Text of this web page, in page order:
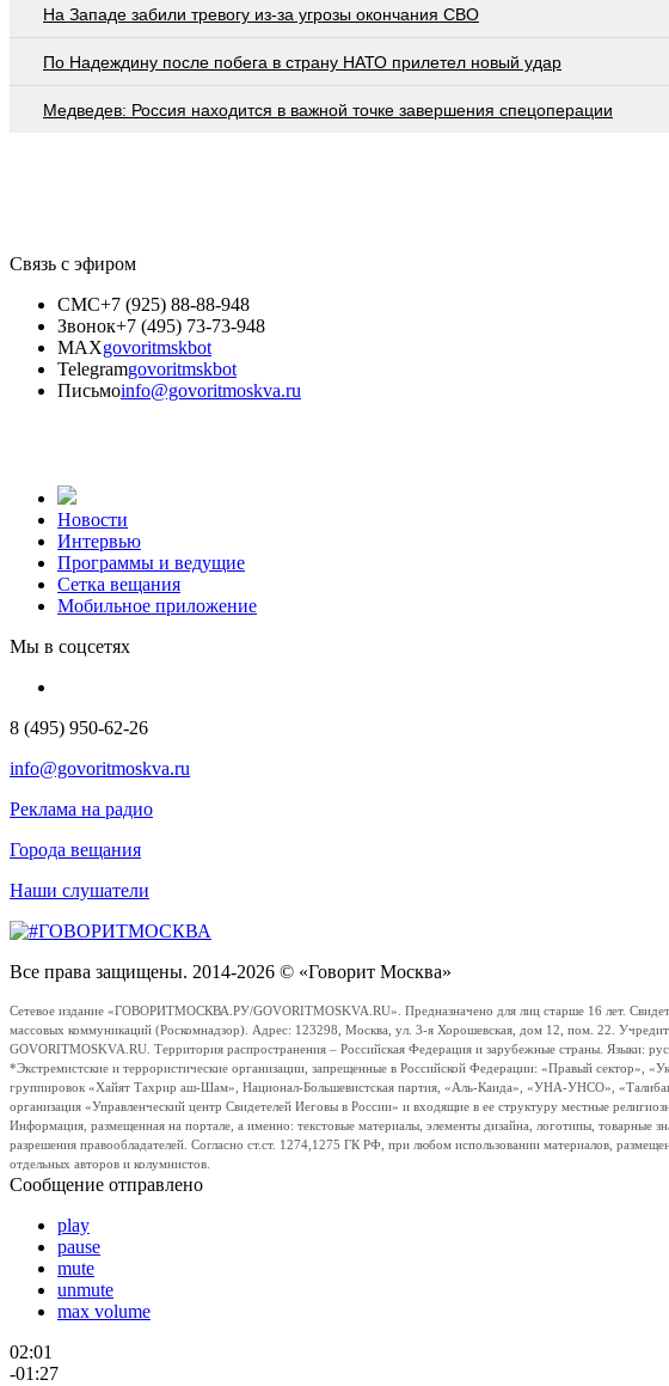
На Западе забили тревогу из-за угрозы окончания СВО
По Надеждину после побега в страну НАТО прилетел новый удар
Медведев: Россия находится в важной точке завершения спецоперации
Связь с эфиром
СМС+7 (925) 88-88-948
Звонок+7 (495) 73-73-948
MAXgovoritmskbot
Telegramgovoritmskbot
Письмоinfo@govoritmoskva.ru
Новости
Интервью
Программы и ведущие
Сетка вещания
Мобильное приложение
Мы в соцсетях
8 (495) 950-62-26
info@govoritmoskva.ru
Реклама на радио
Города вещания
Наши слушатели
Все права защищены. 2014-2026 © «Говорит Москва»
Сетевое издание «ГОВОРИТМОСКВА.РУ/GOVORITMOSKVA.RU». Предназначено для лиц старше 16 лет.
массовых коммуникаций (Роскомнадзор). Адрес: 123298, Москва, ул. 3-я Хорошевская, дом 12, пом. 22.
GOVORITMOSKVA.RU. Территория распространения – Российская Федерация и зарубежные страны. Языки:
*Экстремистские и террористические организации, запрещенные в Российской Федерации: «Правый
группировок «Хайят Тахрир аш-Шам», Национал-Большевистская партия, «Аль-Каида», «УНА-УНСО»,
организация «Управленческий центр Свидетелей Иеговы в России» и входящие в ее структуру местные
Информация, размещенная на портале, а именно: текстовые материалы, элементы дизайна, логотипы,
разрешения правообладателей. Согласно ст.ст. 1274,1275 ГК РФ, при любом использовании материалов,
отдельных авторов и колумнистов.
Сообщение отправлено
play
pause
mute
unmute
max volume
02:01
-01:27